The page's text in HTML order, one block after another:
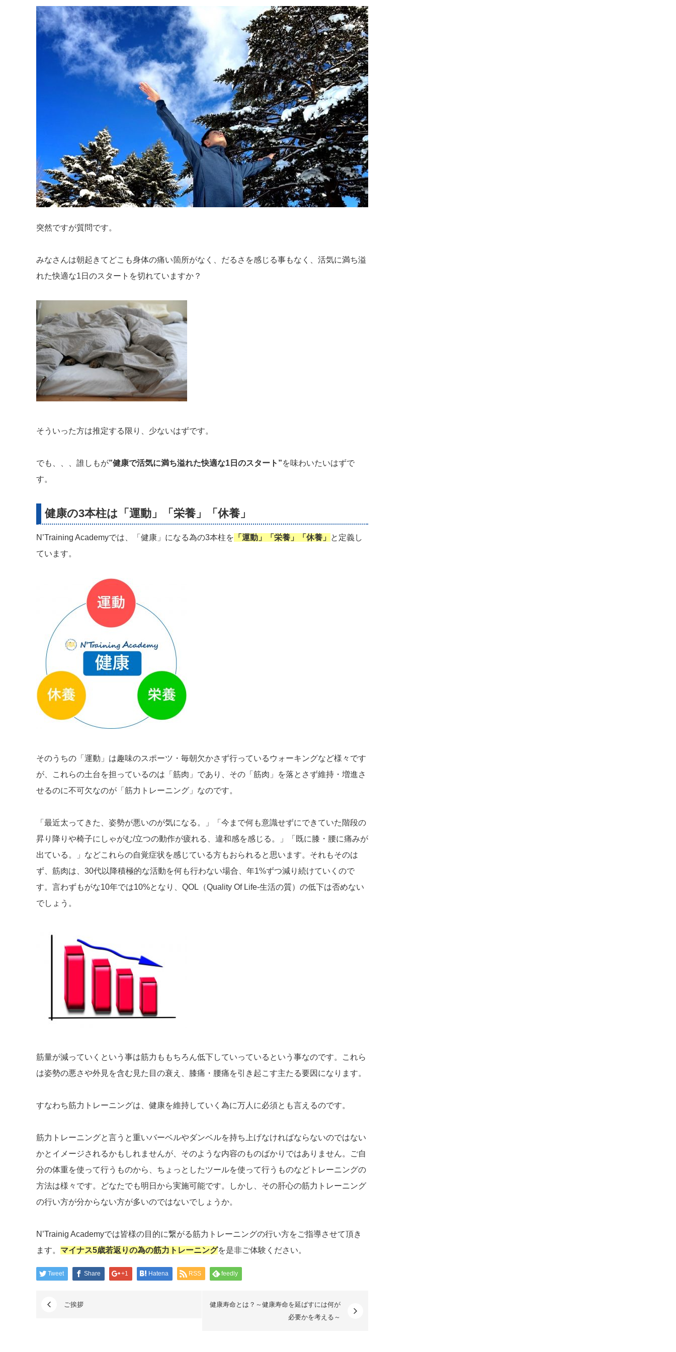
突然ですが質問です。
みなさんは朝起きてどこも身体の痛い箇所がなく、だるさを感じる事もなく、活気に満ち溢
れた快適な1日のスタートを切れていますか？
そういった方は推定する限り、少ないはずです。
でも、、、誰しもが”健康で活気に満ち溢れた快適な1日のスタート”を味わいたいはずで
す。
健康の3本柱は「運動」「栄養」「休養」
N’Training Academyでは、「健康」になる為の3本柱を 「運動」「栄養」「休養」
と定義し
ています。
そのうちの「運動」は趣味のスポーツ・毎朝欠かさず行っているウォーキングなど様々です
が、これらの土台を担っているのは「筋肉」であり、その「筋肉」を落とさず維持・増進さ
せるのに不可欠なのが「筋力トレーニング」なのです。
「最近太ってきた、姿勢が悪いのが気になる。」「今まで何も意識せずにできていた階段の
昇り降りや椅子にしゃがむ/立つの動作が疲れる、違和感を感じる。」「既に膝・腰に痛みが
出ている。」などこれらの自覚症状を感じている方もおられると思います。それもそのは
ず、筋肉は、30代以降積極的な活動を何も行わない場合、年1%ずつ減り続けていくので
す。言わずもがな10年では10%となり、QOL（Quality Of Life‐生活の質）の低下は否めない
でしょう。
筋量が減っていくという事は筋力ももちろん低下していっているという事なのです。これら
は姿勢の悪さや外見を含む見た目の衰え、膝痛・腰痛を引き起こす主たる要因になります。
すなわち筋力トレーニングは、健康を維持していく為に万人に必須とも言えるのです。
筋力トレーニングと言うと重いバーベルやダンベルを持ち上げなければならないのではない
かとイメージされるかもしれませんが、そのような内容のものばかりではありません。ご自
分の体重を使って行うものから、ちょっとしたツールを使って行うものなどトレーニングの
方法は様々です。どなたでも明日から実施可能です。しかし、その肝心の筋力トレーニング
の行い方が分からない方が多いのではないでしょうか。
N’Trainig Academyでは皆様の目的に繋がる筋力トレーニングの行い方をご指導させて頂き
ます。 マイナス5歳若返りの為の筋力トレーニングを是非ご体験ください。
Tweet Share +1 Hatena RSS feedly
ご挨拶
健康寿命とは？～健康寿命を延ばすには何が
必要かを考える～